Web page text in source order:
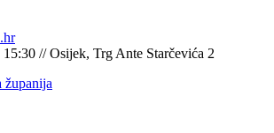
15:30 // Osijek, Trg Ante Starčevića 2